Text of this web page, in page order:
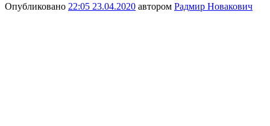
Опубликовано 22:05 23.04.2020 автором Радмир Новакович